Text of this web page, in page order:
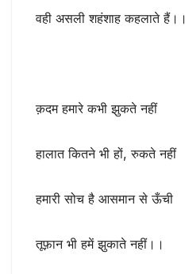
वही असली शहंशाह कहलाते हैं।।
क़दम हमारे कभी झुकते नहीं
हालात कितने भी हों, रुकते नहीं
हमारी सोच है आसमान से ऊँची
तूफ़ान भी हमें झुकाते नहीं।।